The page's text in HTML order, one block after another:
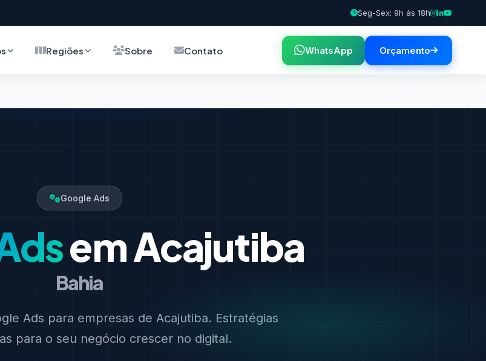
Seg-Sex: 9h às 18h
Regiões Sobre Contato WhatsApp Orçamento
Google Ads
em Acajutiba
Bahia
Ads para empresas de Acajutiba. Estratégias
para o seu negócio crescer no digital.